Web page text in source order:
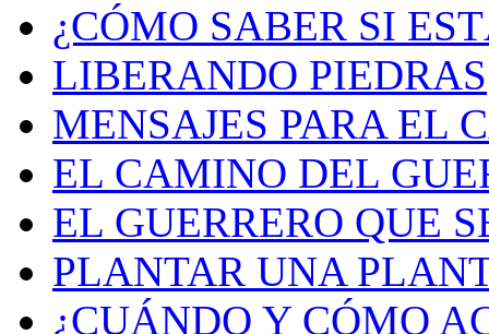
¿CÓMO SABER SI
LIBERANDO PIEDRAS
MENSAJES PARA EL
EL CAMINO DEL
EL GUERRERO QUE
PLANTAR UNA
¿CUÁNDO Y CÓMO